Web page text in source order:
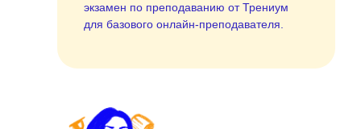
экзамен по преподаванию от Трениум
для базового онлайн-преподавателя.